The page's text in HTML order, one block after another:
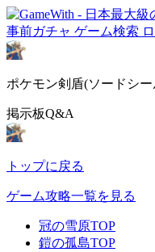
事前ガチャ ゲーム検索
ポケモン剣盾(ソードシ
掲示板Q&A
トップに戻る
ゲーム攻略一覧を見る
冠の雪原TOP
鎧の孤島TOP